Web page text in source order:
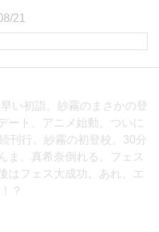
21
い初詣。紗霧のまさかの登
ート。アニメ始動。ついに
刊行。紗霧の初登校。30分
ま。真希奈倒れる。フェス
はフェス大成功。あれ、エ
？